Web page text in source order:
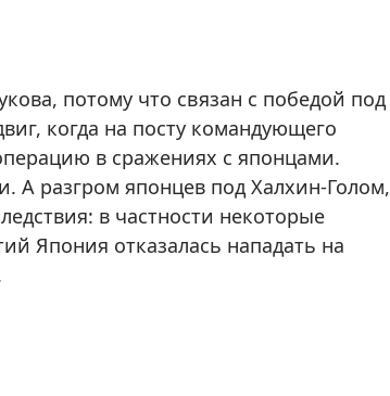
потому что связан с победой под
когда на посту командующего
в сражениях с японцами.
А разгром японцев под Халхин-Голом,
в частности некоторые
Япония отказалась нападать на